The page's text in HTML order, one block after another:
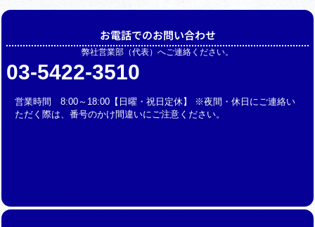
お電話でのお問い合わせ
弊社営業部（代表）へご連絡ください。
03-5422-3510
営業時間 8:00～18:00【日曜・祝日定休】 ※夜間・休日にご連絡い
ただく際は、番号のかけ間違いにご注意ください。